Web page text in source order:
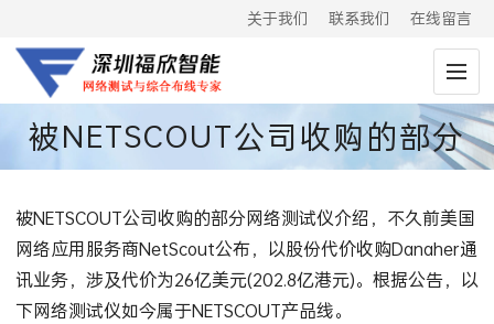
关于我们 联系我们 在线留言
被NETSCOUT公司收购的部分
网络测试仪介绍
被NETSCOUT公司收购的部分网络测试仪介绍，不久前美国
网络应用服务商NetScout公布，以股份代价收购Danaher通
讯业务，涉及代价为26亿美元(202.8亿港元)。根据公告，以
下网络测试仪如今属于NETSCOUT产品线。